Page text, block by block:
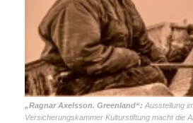
„Ragnar Axelsson. Greenland“: Ausstellung
Versicherungskammer Kulturstiftung macht die